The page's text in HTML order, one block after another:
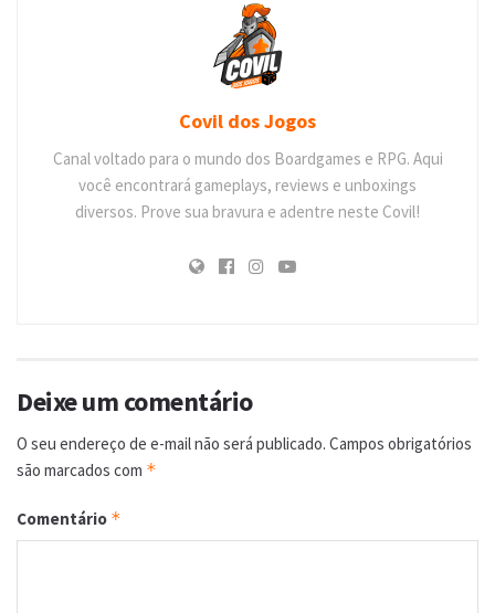
Covil dos Jogos
Canal voltado para o mundo dos Boardgames e RPG. Aqui
você encontrará gameplays, reviews e unboxings
diversos. Prove sua bravura e adentre neste Covil!
Deixe um comentário
O seu endereço de e-mail não será publicado. Campos obrigatórios
são marcados com *
Comentário *